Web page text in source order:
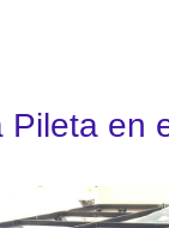
Pileta en